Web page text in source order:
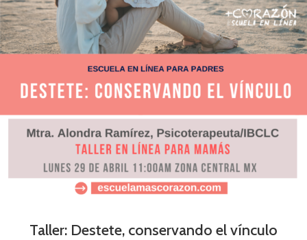
Taller: Destete, conservando el vínculo